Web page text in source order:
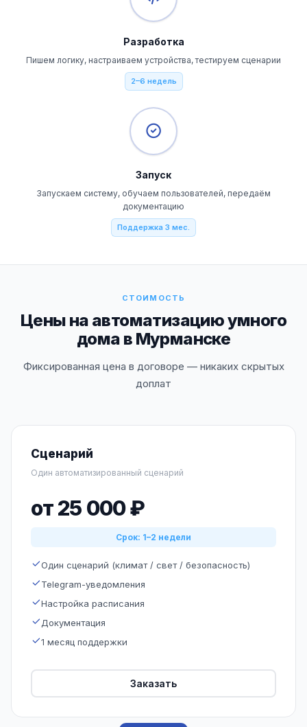
Разработка
Пишем логику, настраиваем устройства, тестируем сценарии
2–6 недель
Запуск
Запускаем систему, обучаем пользователей, передаём
документацию
Поддержка 3 мес.
СТОИМОСТЬ
Цены на автоматизацию умного
дома в Мурманске
Фиксированная цена в договоре — никаких скрытых
доплат
Сценарий
Один автоматизированный сценарий
от 25 000 ₽
Срок: 1–2 недели
Один сценарий (климат / свет / безопасность)
Telegram-уведомления
Настройка расписания
Документация
1 месяц поддержки
Заказать